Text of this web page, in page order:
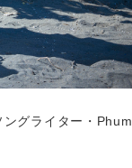
グライター・Phum